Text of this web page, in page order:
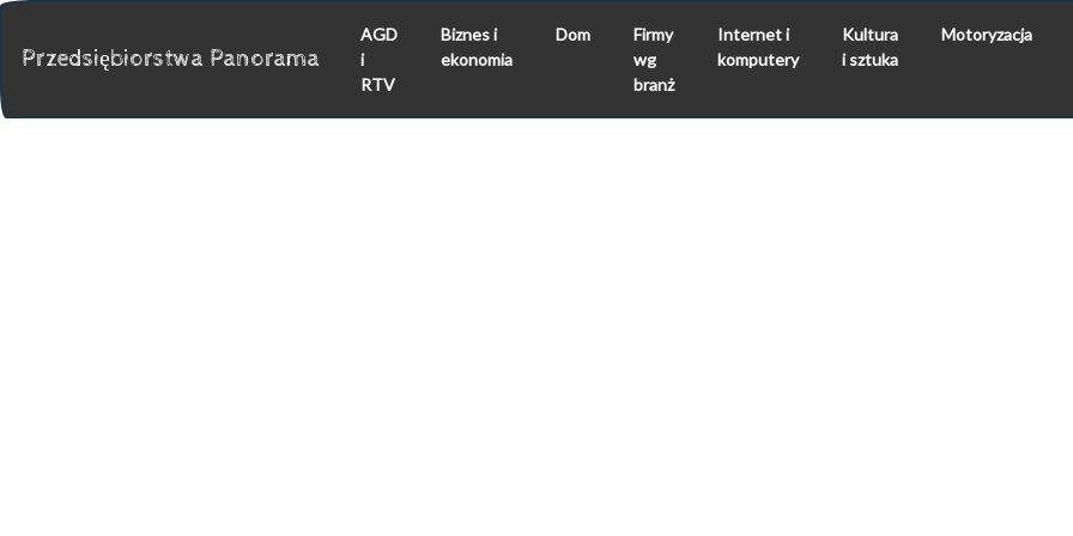
Przedsiębiorstwa Panorama
AGD
i
RTV
Biznes i
ekonomia
Dom
Firmy
wg
branż
Internet i
komputery
Kultura
i sztuka
Motoryzacja